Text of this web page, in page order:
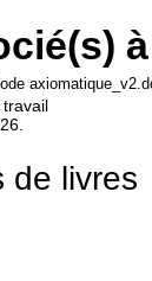
de livres